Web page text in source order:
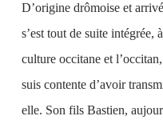
D’origine drômoise et
s’est tout de suite intégrée,
culture occitane et
suis contente d’avoir
elle. Son fils Bastien,